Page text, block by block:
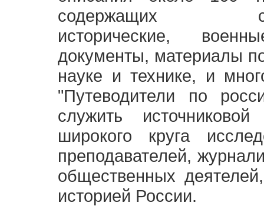
содержащих
исторические,
документы, материалы
науке и технике, и
"Путеводители по
служить
широкого круга
преподавателей,
общественных
историей России.